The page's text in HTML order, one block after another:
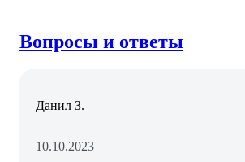
Вопросы и ответы
Данил З.
10.10.2023